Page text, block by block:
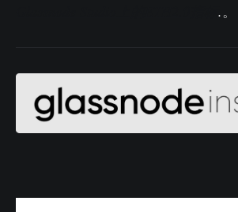
.。